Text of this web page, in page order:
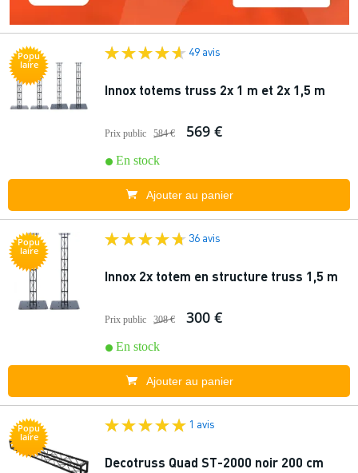
Popu
laire
49 avis
Innox totems truss 2x 1 m et 2x 1,5 m
Prix public 584 € 569 €
En stock
Ajouter au panier
Popu
laire
36 avis
Innox 2x totem en structure truss 1,5 m
Prix public 308 € 300 €
En stock
Ajouter au panier
Popu
laire
1 avis
Decotruss Quad ST-2000 noir 200 cm